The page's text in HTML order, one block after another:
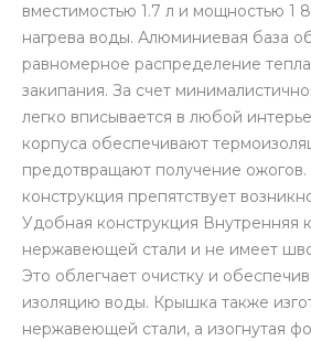
вместимостью 1.7 л и мощностью 1
нагрева воды. Алюминиевая база
равномерное распределение
закипания. За счет
легко вписывается в любой
корпуса обеспечивают
предотвращают получение
конструкция препятствует
Удобная конструкция Внутренняя
нержавеющей стали и не имеет
Это облегчает очистку и
изоляцию воды. Крышка также
нержавеющей стали, а изогнутая